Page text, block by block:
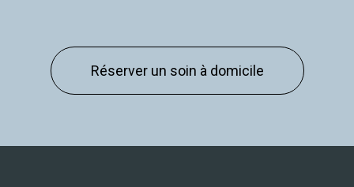
Réserver un soin à domicile